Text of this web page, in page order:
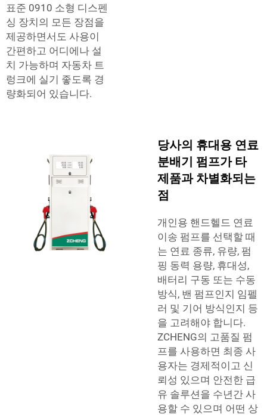
표준 0910 소형 디스펜
싱 장치의 모든 장점을
제공하면서도 사용이
간편하고 어디에나 설
치 가능하며 자동차 트
렁크에 실기 좋도록 경
량화되어 있습니다.
당사의 휴대용 연료
분배기 펌프가 타
제품과 차별화되는
점
개인용 핸드헬드 연료
이송 펌프를 선택할 때
는 연료 종류, 유량, 펌
핑 동력 용량, 휴대성,
배터리 구동 또는 수동
방식, 밴 펌프인지 임펠
러 및 기어 방식인지 등
을 고려해야 합니다.
ZCHENG의 고품질 펌
프를 사용하면 최종 사
용자는 경제적이고 신
뢰성 있으며 안전한 급
유 솔루션을 수년간 사
용할 수 있으며 어떤 상